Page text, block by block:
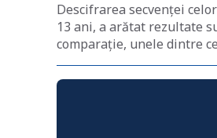
Descifrarea secvenței
13 ani, a arătat rezultate
comparație, unele dintre